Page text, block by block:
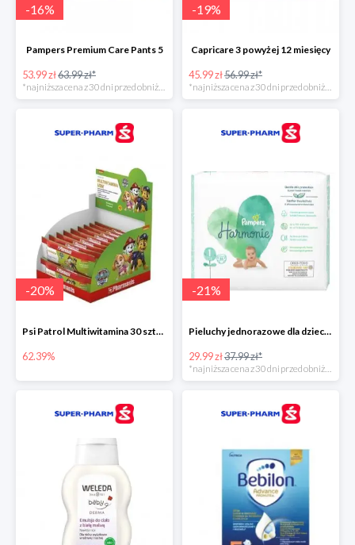
-16%
Pampers Premium Care Pants 5
53.99 zł63.99 zł*
*najniższa cena z 30 dni przed obniżką
-19%
Capricare 3 powyżej 12 miesięcy
45.99 zł56.99 zł*
*najniższa cena z 30 dni przed obniżką
-20%
Psi Patrol Multiwitamina 30 sztuk
62.39%
-21%
Pieluchy jednorazowe dla dzieci Pampers Harmonie
29.99 zł37.99 zł*